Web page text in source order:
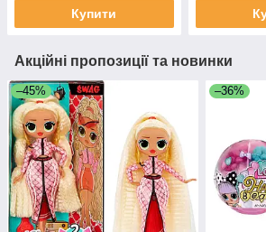
Купити
Акційні пропозиції та новинки
–45% –36%